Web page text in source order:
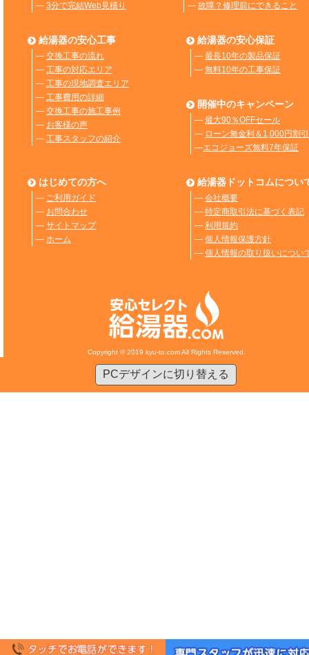
― 3分で完結Web見積り
― 故障？修理前にできること
給湯器の安心工事
― 交換工事の流れ
― 工事の対応エリア
― 工事の現地調査エリア
― 工事費用の詳細
― 交換工事の施工事例
― お客様の声
― 工事スタッフの紹介
給湯器の安心保証
― 最長10年の製品保証
― 無料10年の工事保証
開催中のキャンペーン
― 最大90％OFFセール
― ローン無金利＆1,000円割引
―エコジョーズ無料7年保証
はじめての方へ
― ご利用ガイド
― お問合わせ
― サイトマップ
― ホーム
給湯器ドットコムについ
― 会社概要
― 特定商取引法に基づく表記
― 利用規約
― 個人情報保護方針
― 個人情報の取り扱いについ
Copyright © 2019 kyu-to.com All Rights Reserved.